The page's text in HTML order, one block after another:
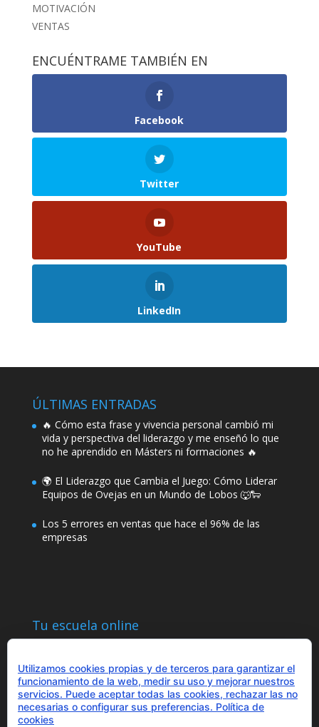
MOTIVACIÓN
VENTAS
ENCUÉNTRAME TAMBIÉN EN
Facebook
Twitter
YouTube
LinkedIn
ÚLTIMAS ENTRADAS
🔥 Cómo esta frase y vivencia personal cambió mi
vida y perspectiva del liderazgo y me enseñó lo que
no he aprendido en Másters ni formaciones 🔥
🌍 El Liderazgo que Cambia el Juego: Cómo Liderar
Equipos de Ovejas en un Mundo de Lobos 🐺🐑
Los 5 errores en ventas que hace el 96% de las
empresas
Tu escuela online
¿Hablamos?
Utilizamos cookies propias y de terceros para garantizar el
funcionamiento de la web, medir su uso y mejorar nuestros
servicios. Puede aceptar todas las cookies, rechazar las no
necesarias o configurar sus preferencias. Política de
cookies